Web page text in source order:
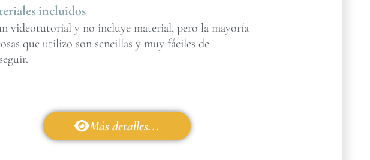
incluidos
videotutorial y no incluye material, pero la mayoría
que utilizo son sencillas y muy fáciles de
Más detalles...